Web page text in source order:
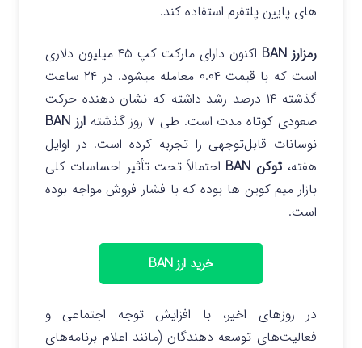
های پایین پلتفرم استفاده کند.
رمزارز BAN
اکنون دارای مارکت کپ ۴۵ میلیون دلاری
است که با قیمت ۰.۰۴ معامله میشود. در ۲۴ ساعت
گذشته ۱۴ درصد رشد داشته که نشان دهنده حرکت
صعودی کوتاه مدت است. طی ۷ روز گذشته
ارز BAN
نوسانات قابل‌توجهی را تجربه کرده است. در اوایل
هفته،توکن BAN
احتمالاً تحت تأثیر احساسات کلی
بازار میم‌ کوین‌ ها بوده که با فشار فروش مواجه بوده
است.
خرید ارز BAN
در روزهای اخیر، با افزایش توجه اجتماعی و
فعالیت‌های توسعه‌ دهندگان (مانند اعلام برنامه‌های